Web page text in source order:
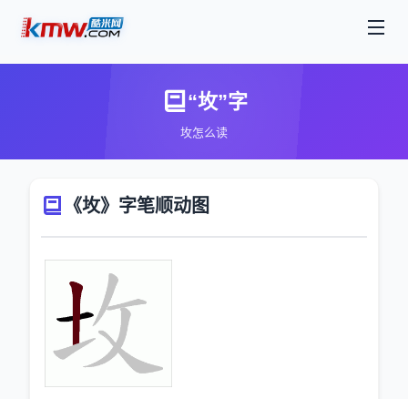
“坆”字
坆怎么读
《坆》字笔顺动图